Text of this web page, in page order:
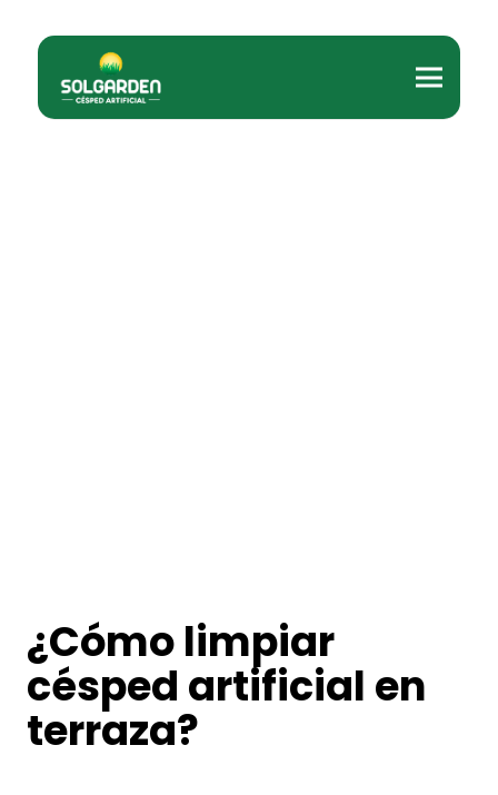
¿Cómo limpiar
césped artificial en
terraza?